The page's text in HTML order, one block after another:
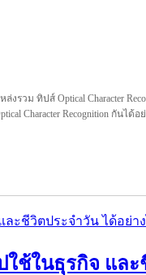
ล่งรวม ทิปส์ Optical Character
Character Recognition กันได้
ใช้ในธุรกิจ แล